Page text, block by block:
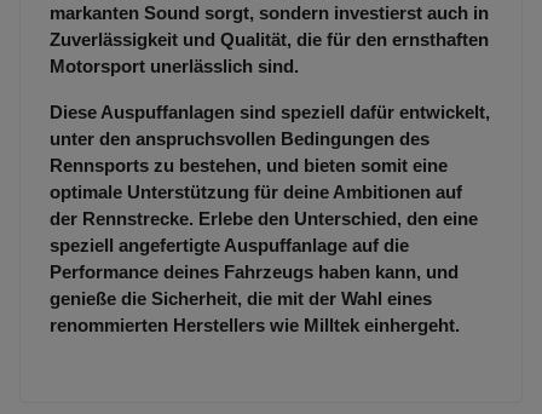
markanten Sound sorgt, sondern investierst auch in
Zuverlässigkeit und Qualität, die für den ernsthaften
Motorsport unerlässlich sind.
Diese Auspuffanlagen sind speziell dafür entwickelt,
unter den anspruchsvollen Bedingungen des
Rennsports zu bestehen, und bieten somit eine
optimale Unterstützung für deine Ambitionen auf
der Rennstrecke. Erlebe den Unterschied, den eine
speziell angefertigte Auspuffanlage auf die
Performance deines Fahrzeugs haben kann, und
genieße die Sicherheit, die mit der Wahl eines
renommierten Herstellers wie Milltek einhergeht.